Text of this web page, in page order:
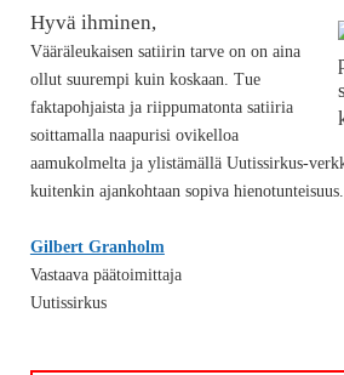
Hyvä ihminen,
Vääräleukaisen satiirin tarve on on aina
ollut suurempi kuin koskaan. Tue
faktapohjaista ja riippumatonta satiiria
soittamalla naapurisi ovikelloa
aamukolmelta ja ylistämällä Uutissirkus-
kuitenkin ajankohtaan sopiva hienotunteisuus.
Gilbert Granholm
Vastaava päätoimittaja
Uutissirkus